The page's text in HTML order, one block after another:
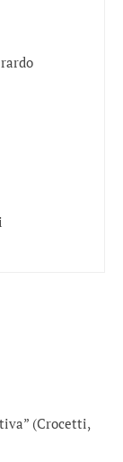
(Crocetti,